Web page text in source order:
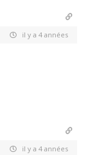
il y a 4 années
il y a 4 années